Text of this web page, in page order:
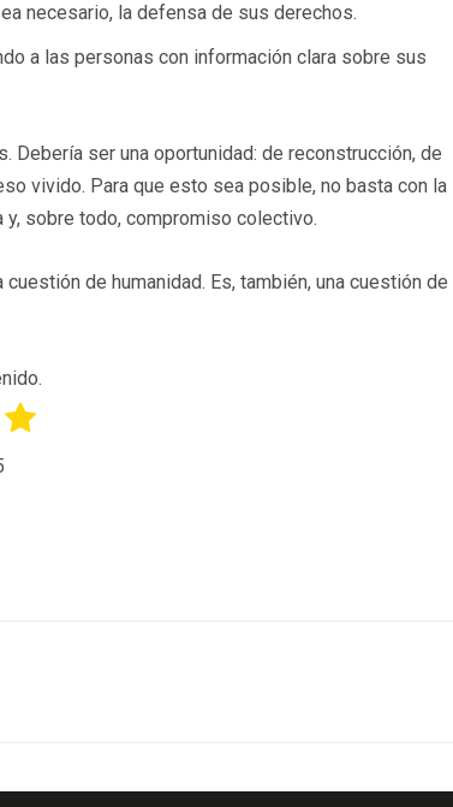
necesario, la defensa de sus derechos.
a las personas con información clara sobre sus
Debería ser una oportunidad: de reconstrucción, de
vivido. Para que esto sea posible, no basta con la
y, sobre todo, compromiso colectivo.
de humanidad. Es, también, una cuestión de